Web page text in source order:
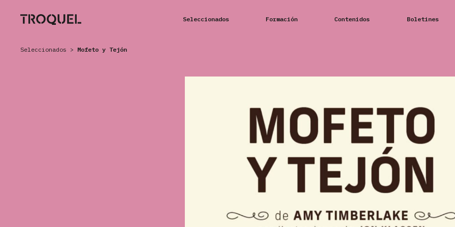
Seleccionados Formación Contenidos Boletines
Seleccionados > Mofeto y Tejón